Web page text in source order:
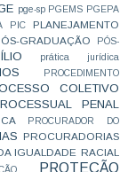
pge-sp PGEMS PGEPA
PIC PLANEJAMENTO
GRADUAÇÃO
PÓS-
prática jurídica
PROCEDIMENTO
COLETIVO
PENAL
PROCURADOR DO
PROCURADORIAS
IGUALDADE RACIAL
PROTEÇÃO